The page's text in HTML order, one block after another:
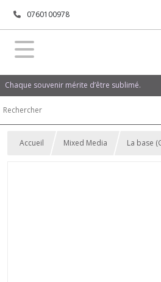
0760100978
Chaque souvenir mérite d’être sublimé.
Accueil Mixed Media La base